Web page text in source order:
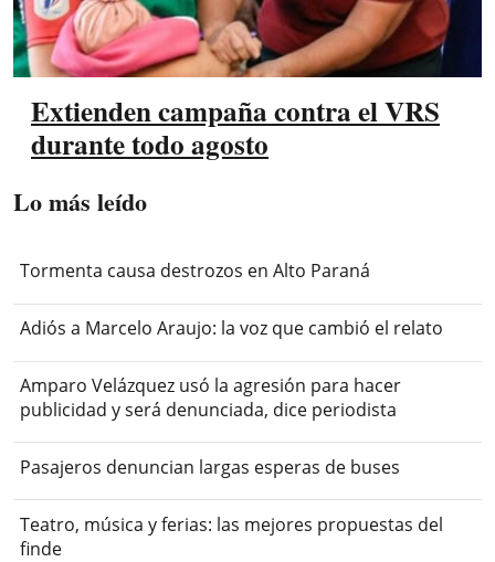
Extienden campaña contra el VRS
durante todo agosto
Lo más leído
Tormenta causa destrozos en Alto Paraná
Adiós a Marcelo Araujo: la voz que cambió el relato
Amparo Velázquez usó la agresión para hacer
publicidad y será denunciada, dice periodista
Pasajeros denuncian largas esperas de buses
Teatro, música y ferias: las mejores propuestas del
finde